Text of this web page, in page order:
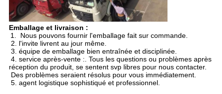
Emballage et livraison :
1. Nous pouvons fournir l'emballage fait sur commande.
2. l'invite livrent au jour même.
3. équipe de emballage bien entraînée et disciplinée.
4. service après-vente :. Tous les questions ou problèmes après
réception du produit, se sentent svp libres pour nous contacter.
Des problèmes seraient résolus pour vous immédiatement.
5. agent logistique sophistiqué et professionnel.